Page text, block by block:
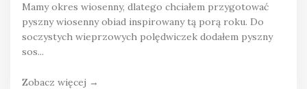
Mamy okres wiosenny, dlatego chciałem przygotować
pyszny wiosenny obiad inspirowany tą porą roku. Do
soczystych wieprzowych polędwiczek dodałem pyszny
sos...
Zobacz więcej →